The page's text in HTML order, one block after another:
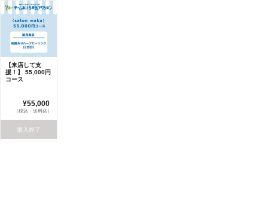
【来店して支
援！】 55,000円
コース
¥55,000
（税込・送料込）
購入終了